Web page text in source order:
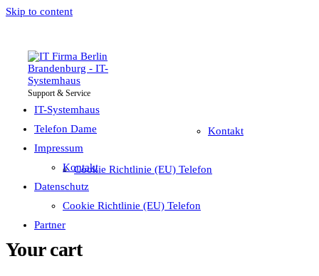
Skip to content
Support & Service
IT-Systemhaus
Kontakt
Datenschutz
Cookie Richtlinie (EU) Telefon
IT-Systemhaus
Telefon Dame
Impressum
Kontakt
Datenschutz
Cookie Richtlinie (EU) Telefon
Partner
Your cart